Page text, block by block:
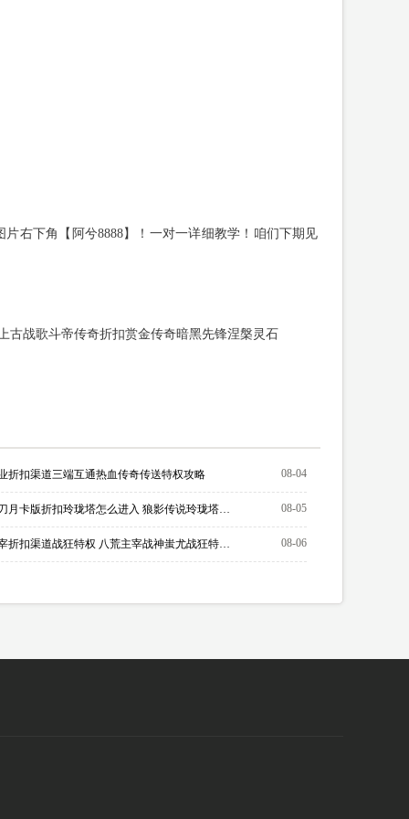
右下角【阿兮8888】！一对一详细教学！咱们下期见
古战歌斗帝传奇折扣赏金传奇暗黑先锋涅槃灵石
08-04
折扣渠道三端互通热血传奇传送特权攻略
08-05
怒火一刀月卡版折扣玲珑塔怎么进入 狼影传说玲珑塔攻略
08-06
八荒主宰折扣渠道战狂特权 八荒主宰战神蚩尤战狂特权如何激活